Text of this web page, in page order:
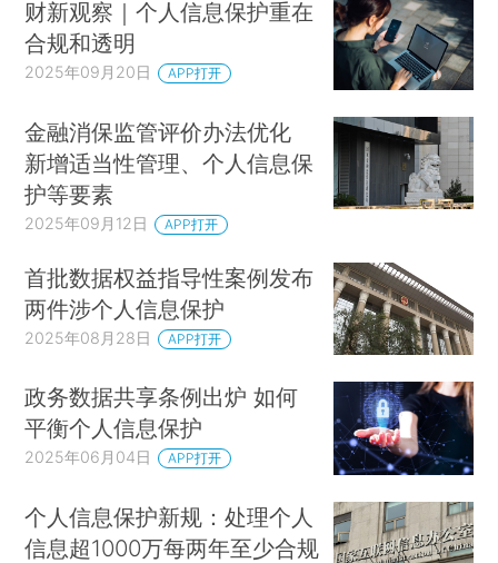
财新观察｜个人信息保护重在
合规和透明
2025年09月20日 APP打开
金融消保监管评价办法优化
新增适当性管理、个人信息保
护等要素
2025年09月12日 APP打开
首批数据权益指导性案例发布
两件涉个人信息保护
2025年08月28日 APP打开
政务数据共享条例出炉 如何
平衡个人信息保护
2025年06月04日 APP打开
个人信息保护新规：处理个人
信息超1000万每两年至少合规